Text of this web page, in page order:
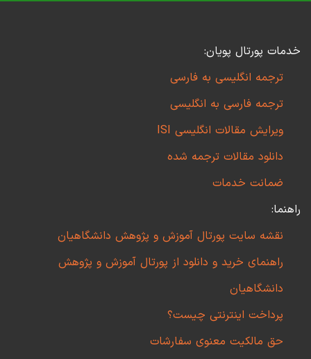
خدمات پورتال پویان:
ترجمه انگلیسی به فارسی
ترجمه فارسی به انگلیسی
ویرایش مقالات انگلیسی ISI
دانلود مقالات ترجمه شده
ضمانت خدمات
راهنما:
نقشه سایت پورتال آموزش و پژوهش دانشگاهیان
راهنمای خرید و دانلود از پورتال آموزش و پژوهش
دانشگاهیان
پرداخت اینترنتی چیست؟
حق مالکیت معنوی سفارشات